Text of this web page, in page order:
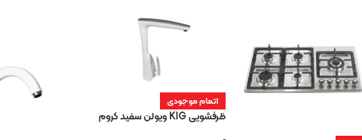
اتمام موجودی
ظرفشویی KIG ویولن سفید کروم